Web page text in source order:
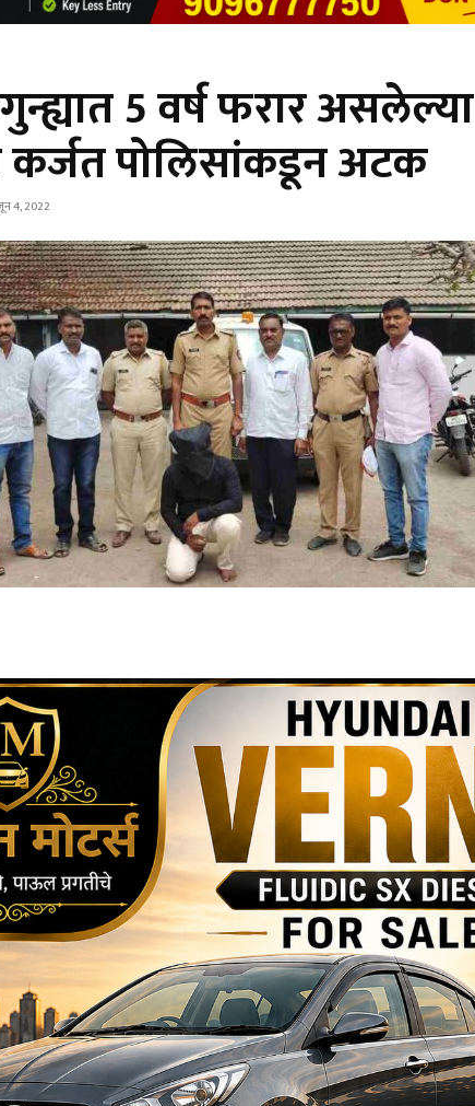
5 वर्ष फरार असलेल्या
पोलिसांकडून अटक
4, 2022